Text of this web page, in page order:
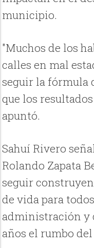
municipio.
"Muchos de los
calles en mal
seguir la fórmula
que los
apuntó.
Sahuí Rivero
Rolando Zapata
seguir
de vida para
administración y
años el rumbo del